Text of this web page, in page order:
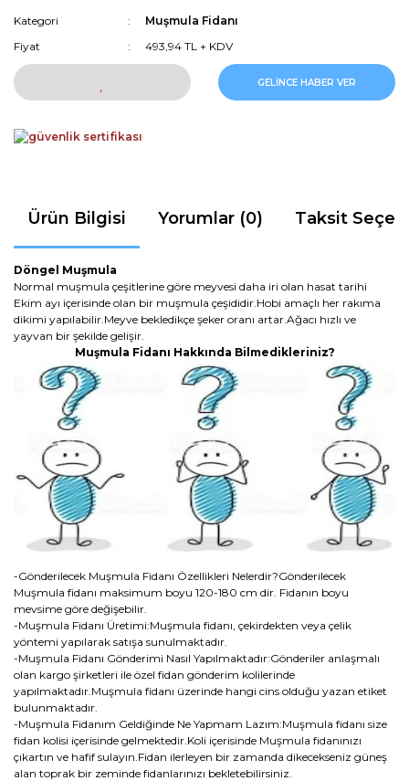
Kategori
Muşmula Fidanı
Fiyat
493,94 TL + KDV
GELİNCE HABER VER
Ürün Bilgisi Yorumlar (0) Taksit
Döngel Muşmula
Normal muşmula çeşitlerine göre meyvesi daha iri olan hasat tarihi
Ekim ayı içerisinde olan bir muşmula çeşididir.Hobi amaçlı her rakıma
dikimi yapılabilir.Meyve bekledikçe şeker oranı artar.Ağacı hızlı ve
yayvan bir şekilde gelişir.
Muşmula Fidanı Hakkında Bilmedikleriniz?
-Gönderilecek Muşmula Fidanı Özellikleri Nelerdir?Gönderilecek
Muşmula fidanı maksimum boyu 120-180 cm dir. Fidanın boyu
mevsime göre değişebilir.
-Muşmula Fidanı Üretimi:Muşmula fidanı, çekirdekten veya çelik
yöntemi yapılarak satışa sunulmaktadır.
-Muşmula Fidanı Gönderimi Nasıl Yapılmaktadır:Gönderiler anlaşmalı
olan kargo şirketleri ile özel fidan gönderim kolilerinde
yapılmaktadır.Muşmula fidanı üzerinde hangi cins olduğu yazan etiket
bulunmaktadır.
-Muşmula Fidanım Geldiğinde Ne Yapmam Lazım:Muşmula fidanı size
fidan kolisi içerisinde gelmektedir.Koli içerisinde Muşmula fidanınızı
çıkartın ve hafif sulayın.Fidan ilerleyen bir zamanda dikecekseniz güneş
alan toprak bir zeminde fidanlarınızı bekletebilirsiniz.